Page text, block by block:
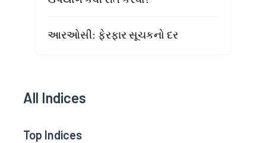
આરઓસી: ફેરફાર સૂચકનો દર
All Indices
Top Indices